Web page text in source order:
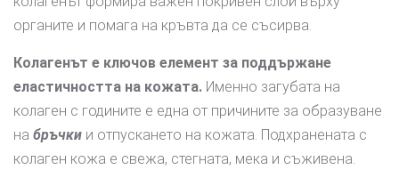
органите и помага на кръвта да се съсирва.
Колагенът е ключов елемент за поддържане
еластичността на кожата. Именно загубата на
колаген с годините е една от причините за образуване
на бръчки и отпускането на кожата. Подхранената с
колаген кожа е свежа, стегната, мека и съживена.